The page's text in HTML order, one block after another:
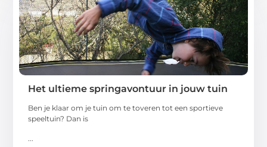
Het ultieme springavontuur in jouw tuin
Ben je klaar om je tuin om te toveren tot een sportieve
speeltuin? Dan is